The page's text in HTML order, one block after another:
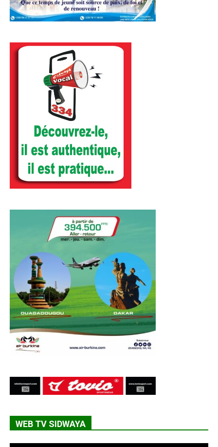
WEB TV SIDWAYA